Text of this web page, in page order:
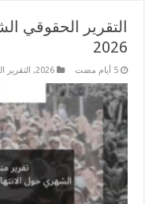
التقرير
2026
‏5 أيام مضت 2026
,